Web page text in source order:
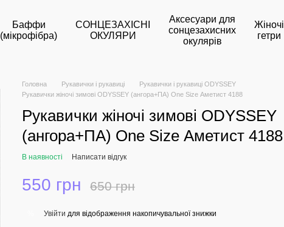
Баффи
(мікрофібра)
СОНЦЕЗАХІСНІ
ОКУЛЯРИ
Аксесуари для
сонцезахисних
окулярів
Жіночі
гетри
Головна Рукавички і рукавиці
Рукавички і рукавиці ODYSSEY
Рукавички жіночі зимові ODYSSEY (ангора+ПА) One Size Аметист 4188
Рукавички жіночі зимові ODYSSEY
(ангора+ПА) One Size Аметист 4188
В наявності Написати відгук
550 грн 650 грн
Увійти для відображення накопичувальної знижки